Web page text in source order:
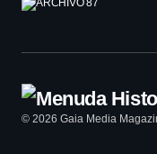
© 2026 Gaia Media